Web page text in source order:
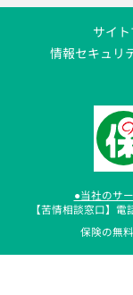
●当社のサ
【苦情相談窓口】電
保険の無